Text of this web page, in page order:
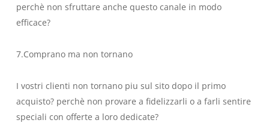
perchè non sfruttare anche questo canale in modo
efficace?
7.Comprano ma non tornano
I vostri clienti non tornano piu sul sito dopo il primo
acquisto? perchè non provare a fidelizzarli o a farli sentire
speciali con offerte a loro dedicate?